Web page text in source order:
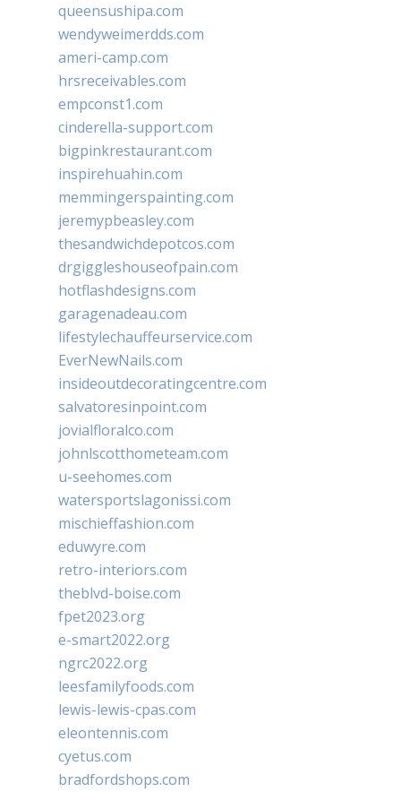
queensushipa.com
wendyweimerdds.com
ameri-camp.com
hrsreceivables.com
empconst1.com
cinderella-support.com
bigpinkrestaurant.com
inspirehuahin.com
memmingerspainting.com
jeremypbeasley.com
thesandwichdepotcos.com
drgiggleshouseofpain.com
hotflashdesigns.com
garagenadeau.com
lifestylechauffeurservice.com
EverNewNails.com
insideoutdecoratingcentre.com
salvatoresinpoint.com
jovialfloralco.com
johnlscotthometeam.com
u-seehomes.com
watersportslagonissi.com
mischieffashion.com
eduwyre.com
retro-interiors.com
theblvd-boise.com
fpet2023.org
e-smart2022.org
ngrc2022.org
leesfamilyfoods.com
lewis-lewis-cpas.com
eleontennis.com
cyetus.com
bradfordshops.com